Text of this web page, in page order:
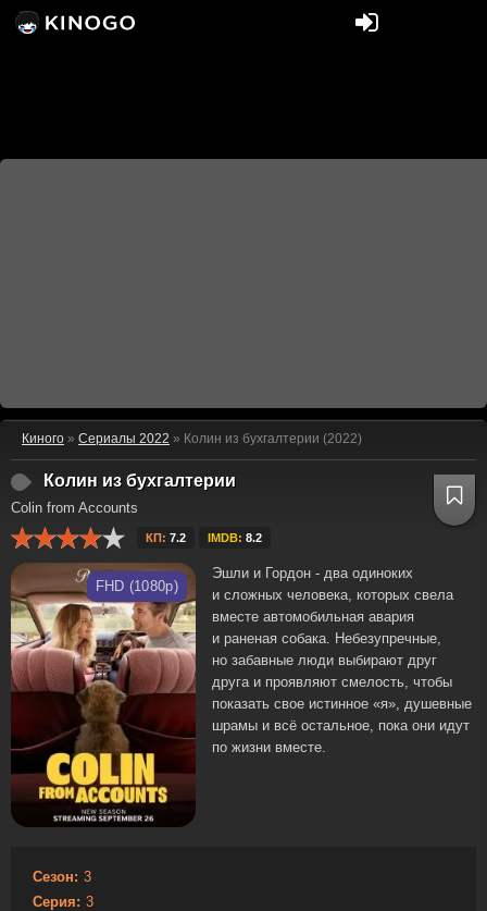
Киного » Сериалы 2022 » Колин из бухгалтерии (2022)
Колин из бухгалтерии
Colin from Accounts
КП: 7.2 IMDB: 8.2
FHD (1080p)
Эшли и Гордон - два одиноких
и сложных человека, которых свела
вместе автомобильная авария
и раненая собака. Небезупречные,
но забавные люди выбирают друг
друга и проявляют смелость, чтобы
показать свое истинное «я», душевные
шрамы и всё остальное, пока они идут
по жизни вместе.
Сезон: 3
Серия: 3